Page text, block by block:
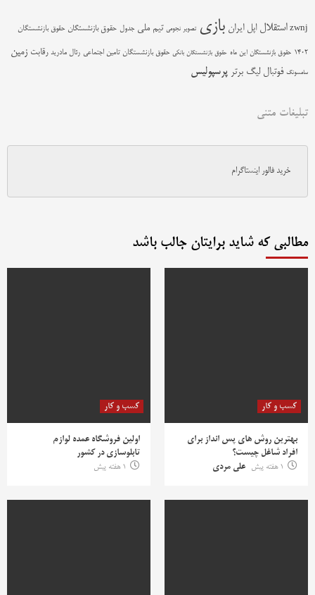
zwnj استقلال اپل ایران بازی تصویر نجومی تیم ملی جدول حقوق بازنشستگان حقوق بازنشستگان
1402 حقوق بازنشستگان این ماه حقوق بازنشستگان بانکی حقوق بازنشستگان تامین اجتماعی رئال مادرید رقابت زمین
سامسونگ فوتبال لیگ برتر پرسپولیس
تبلیغات متنی
خرید فالور اینستاگرام
مطالبی که شاید برایتان جالب باشد
کسب و کار
بهترین روش‌ های پس‌ انداز برای
افراد شاغل چیست؟
1 هفته پیش
علی مردی
کسب و کار
اولین فروشگاه عمده لوازم
تابلوسازی در کشور
1 هفته پیش